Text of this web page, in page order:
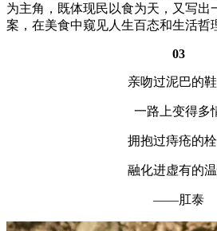
为主角，既体现民以食为天，又写出
案，在美食中窥见人生百态和生活哲
03
亲吻过泥巴的
一路上变得多
拥抱过痔疮的栓
融化进虚有的
——肛泰